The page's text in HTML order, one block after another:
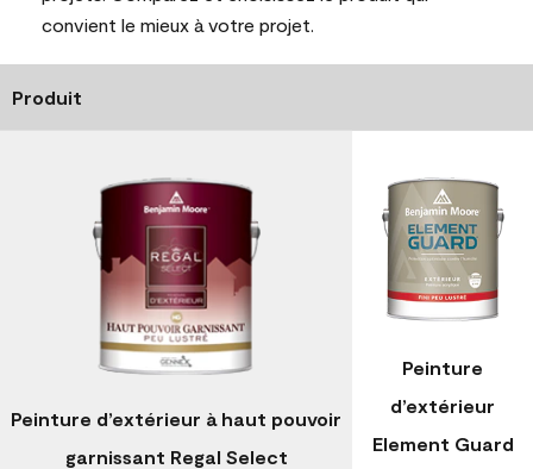
convient le mieux à votre projet.
Produit
Peinture d’extérieur à haut pouvoir
garnissant Regal Select
Peinture
d’extérieur
Element Guard